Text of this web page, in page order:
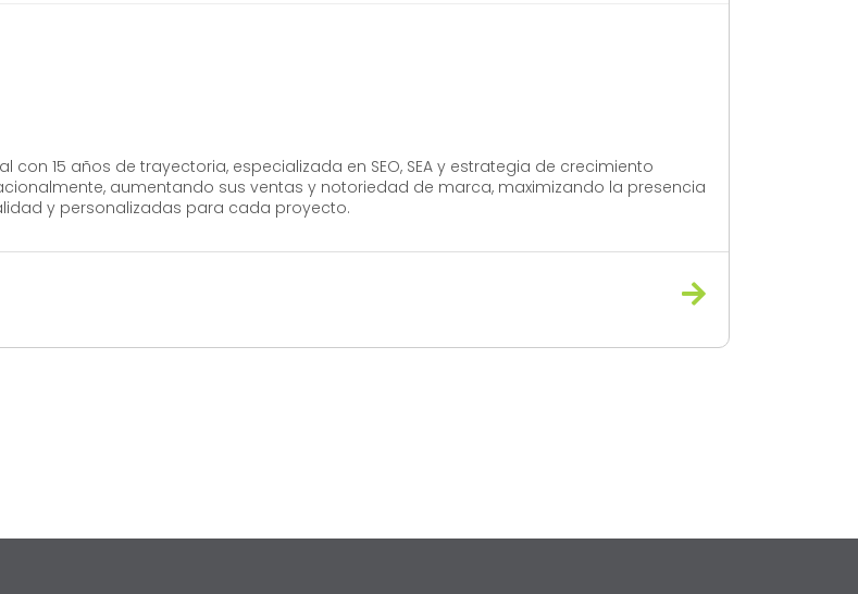
15 años de trayectoria, especializada en SEO, SEA y estrategia de crecimiento
aumentando sus ventas y notoriedad de marca, maximizando la presencia
y personalizadas para cada proyecto.